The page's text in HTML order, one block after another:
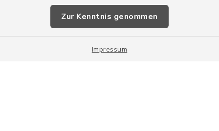
Zur Kenntnis genommen
Impressum
Impressum
Sitemap